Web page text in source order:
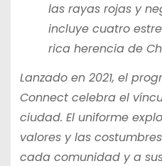
las rayas rojas y
incluye cuatro
rica herencia de
Lanzado en 2021, el
Connect celebra el
ciudad. El uniforme
valores y las
cada comunidad y a